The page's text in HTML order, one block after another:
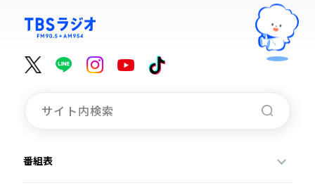
番組表